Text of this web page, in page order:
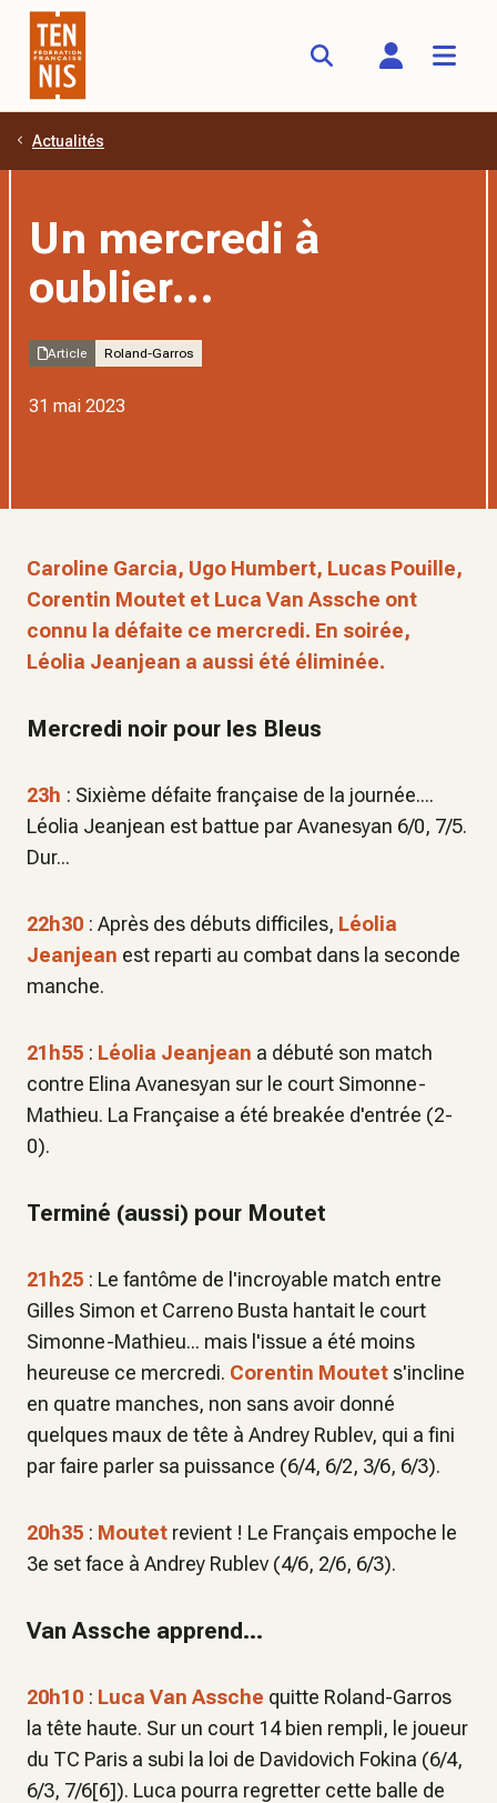
Aller au contenu principal
Actualités
Un mercredi à
oublier...
Article Roland-Garros
31 mai 2023
Caroline Garcia, Ugo Humbert, Lucas Pouille,
Corentin Moutet et Luca Van Assche ont
connu la défaite ce mercredi. En soirée,
Léolia Jeanjean a aussi été éliminée.
Mercredi noir pour les Bleus
23h : Sixième défaite française de la journée....
Léolia Jeanjean est battue par Avanesyan 6/0, 7/5.
Dur...
22h30 : Après des débuts difficiles, Léolia
Jeanjean est reparti au combat dans la seconde
manche.
21h55 : Léolia Jeanjean a débuté son match
contre Elina Avanesyan sur le court Simonne-
Mathieu. La Française a été breakée d'entrée (2-
0).
Terminé (aussi) pour Moutet
21h25 : Le fantôme de l'incroyable match entre
Gilles Simon et Carreno Busta hantait le court
Simonne-Mathieu... mais l'issue a été moins
heureuse ce mercredi. Corentin Moutet s'incline
en quatre manches, non sans avoir donné
quelques maux de tête à Andrey Rublev, qui a fini
par faire parler sa puissance (6/4, 6/2, 3/6, 6/3).
20h35 : Moutet revient ! Le Français empoche le
3e set face à Andrey Rublev (4/6, 2/6, 6/3).
Van Assche apprend...
20h10 : Luca Van Assche quitte Roland-Garros
la tête haute. Sur un court 14 bien rempli, le joueur
du TC Paris a subi la loi de Davidovich Fokina (6/4,
6/3, 7/6[6]). Luca pourra regretter cette balle de